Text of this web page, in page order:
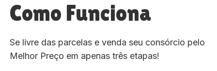
Como Funciona
Se livre das parcelas e venda seu consórcio pelo
Melhor Preço em apenas três etapas!